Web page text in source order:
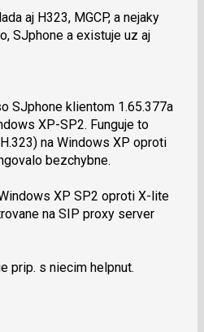
aj H323, MGCP, a nejaky
SJphone a existuje uz aj
SJphone klientom 1.65.377a
XP-SP2. Funguje to
na Windows XP oproti
bezchybne.
XP SP2 oproti X-lite
na SIP proxy server
prip. s niecim helpnut.